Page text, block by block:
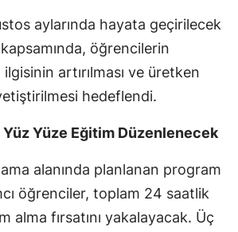
İstanbul
İzmir
Kars
Kırklareli
Kırşehir
aylarında hayata geçirilecek
öğrencilerin
artırılması ve üretken
hedeflendi.
Yüz Yüze Eğitim Düzenlenecek
alanında planlanan program
öğrenciler, toplam 24 saatlik
alma fırsatını yakalayacak. Üç